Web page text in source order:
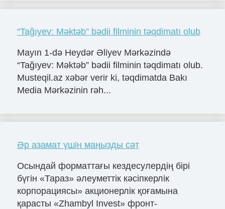
“Tağıyev: Məktəb” bədii filminin təqdimatı olub
Mayın 1-də Heydər Əliyev Mərkəzində
“Tağıyev: Məktəb” bədii filminin təqdimatı olub.
Musteqil.az xəbər verir ki, təqdimatda Bakı
Media Mərkəzinin rəh...
Әр азамат үшін маңызды сәт
Осындай форматтағы кездесулердің бірі
бүгін «Тараз» әлеуметтік кәсіпкерлік
корпорациясы» акционерлік қоғамына
қарасты «Zhambyl Invest» фронт-